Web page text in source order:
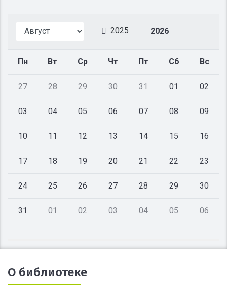
2025 2026
Пн Вт Ср Чт Пт Сб Вс
27 28 29 30 31 01 02
03 04 05 06 07 08 09
10 11 12 13 14 15 16
17 18 19 20 21 22 23
24 25 26 27 28 29 30
31 01 02 03 04 05 06
О библиотеке